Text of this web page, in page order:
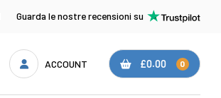
Guarda le nostre recensioni su
ACCOUNT £0.00 0